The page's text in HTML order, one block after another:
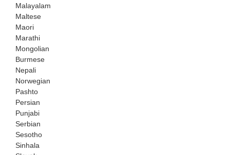
Malayalam
Maltese
Maori
Marathi
Mongolian
Burmese
Nepali
Norwegian
Pashto
Persian
Punjabi
Serbian
Sesotho
Sinhala